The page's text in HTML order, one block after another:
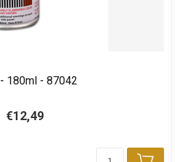
180ml - 87042
€12,49